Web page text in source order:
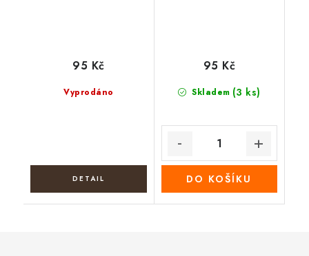
Vyprodáno
95 Kč
Skladem (3 ks)
95 Kč
DO KOŠÍKU